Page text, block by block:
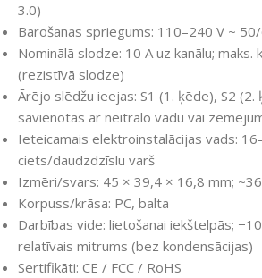
3.0)
Barošanas spriegums: 110–240 V ~
Nominālā slodze: 10 A uz kanālu;
(rezistīvā slodze)
Ārējo slēdžu ieejas: S1 (1. ķēde), S2
savienotas ar neitrālo vadu vai
Ieteicamais elektroinstalācijas vads:
ciets/daudzdzīslu varš
Izmēri/svars: 45 × 39,4 × 16,8 mm;
Korpuss/krāsa: PC, balta
Darbības vide: lietošanai iekštelpās;
relatīvais mitrums (bez kondensācijas)
Sertifikāti: CE / FCC / RoHS